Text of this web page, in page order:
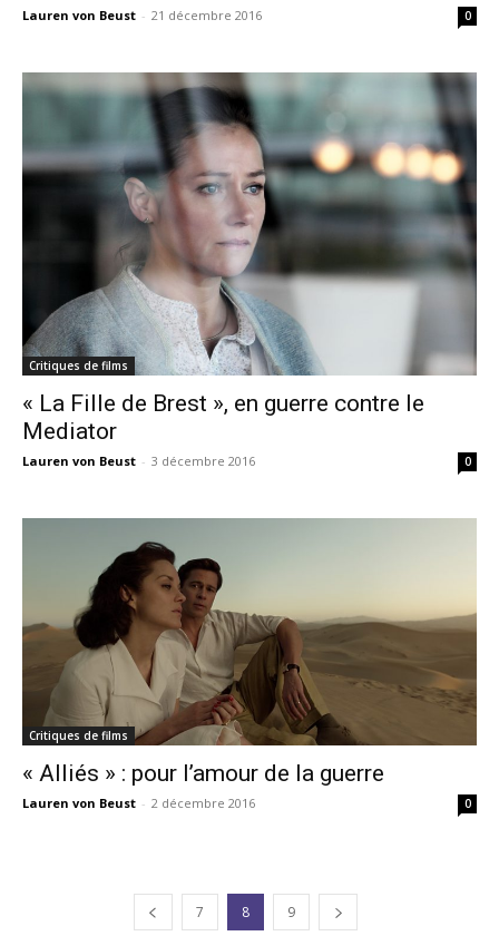
Lauren von Beust - 21 décembre 2016 0
Critiques de films
« La Fille de Brest », en guerre contre le
Mediator
Lauren von Beust - 3 décembre 2016 0
Critiques de films
« Alliés » : pour l’amour de la guerre
Lauren von Beust - 2 décembre 2016 0
7 8 9